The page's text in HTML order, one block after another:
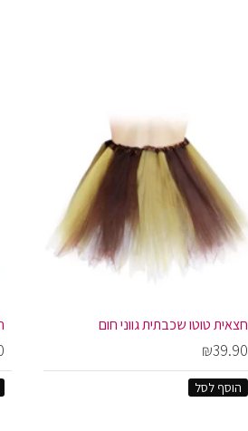
חצאית טוטו שכבתית גווני חום
₪39.90
הוסף לסל